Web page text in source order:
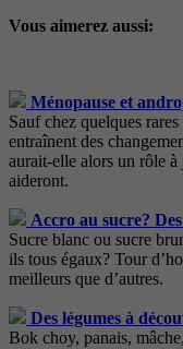
Vous aimerez aussi:
Ménopause et
Sauf chez quelques
entraînent des
aurait-elle alors un rôle
aideront.
Accro au sucre?
Sucre blanc ou sucre
ils tous égaux? Tour
meilleurs que d’autres.
Des légumes à
Bok choy, panais,